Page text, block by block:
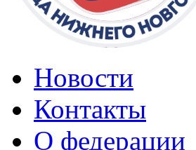
Новости
Контакты
О федерации